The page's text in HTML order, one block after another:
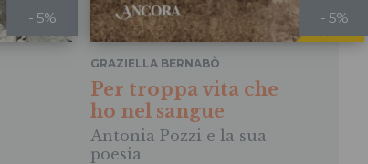
- 5% - 5%
Per troppa vita che
ho nel sangue
Antonia Pozzi e la sua
poesia
GRAZIELLA BERNABÒ